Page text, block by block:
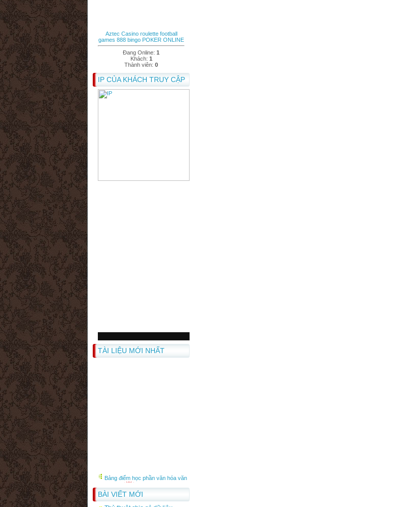
Aztec Casino roulette football
games 888 bingo POKER ONLINE
Đang Online: 1
Khách: 1
Thành viên: 0
IP CỦA KHÁCH TRUY CẬP
TÀI LIỆU MỚI NHẤT
minh nga
Bảng điểm học phần Lý luận
văn hóa và văn hóa học
BÀI VIẾT MỚI